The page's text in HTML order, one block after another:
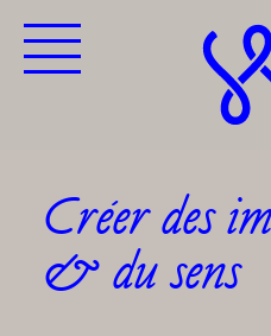
Créer des
& du sens